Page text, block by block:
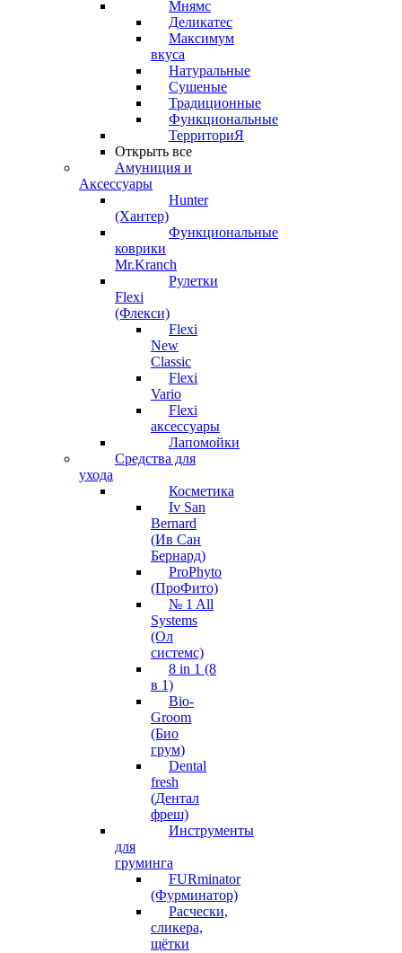
Мнямс
Деликатес
Максимум
вкуса
Натуральные
Сушеные
Традиционные
Функциональные
ТерриториЯ
Открыть все
Амуниция и
Аксессуары
Hunter
(Хантер)
Функциональные
коврики
Mr.Kranch
Рулетки
Flexi
(Флекси)
Flexi
New
Classic
Flexi
Vario
Flexi
аксессуары
Лапомойки
Средства для
ухода
Косметика
Iv San
Bernard
(Ив Сан
Бернард)
ProPhyto
(ПроФито)
№ 1 All
Systems
(Ол
системс)
8 in 1 (8
в 1)
Bio-
Groom
(Био
грум)
Dental
fresh
(Дентал
фреш)
Инструменты
для
груминга
FURminator
(Фурминатор)
Расчески,
сликера,
щётки